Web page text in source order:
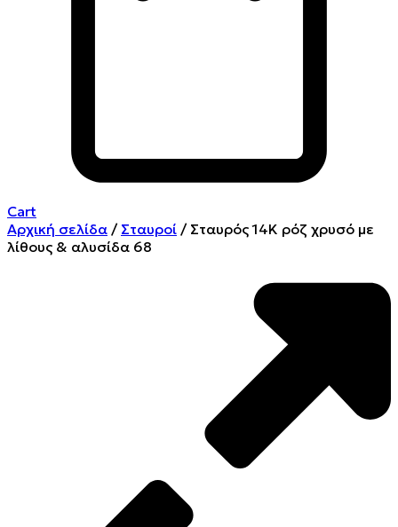
Cart
Αρχική σελίδα / Σταυροί / Σταυρός 14Κ ρόζ χρυσό με
λίθους & αλυσίδα 68